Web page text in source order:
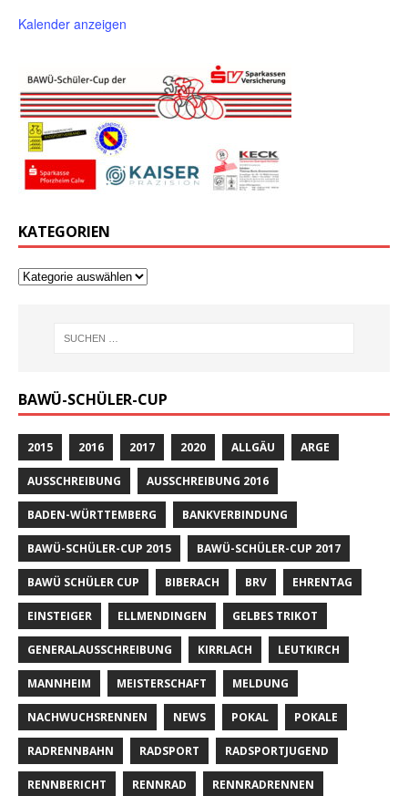
Kalender anzeigen
KATEGORIEN
BAWÜ-SCHÜLER-CUP
2015 2016 2017 2020 ALLGÄU ARGE
AUSSCHREIBUNG AUSSCHREIBUNG 2016
BADEN-WÜRTTEMBERG BANKVERBINDUNG
BAWÜ-SCHÜLER-CUP 2015 BAWÜ-SCHÜLER-CUP 2017
BAWÜ SCHÜLER CUP BIBERACH BRV EHRENTAG
EINSTEIGER ELLMENDINGEN GELBES TRIKOT
GENERALAUSSCHREIBUNG KIRRLACH LEUTKIRCH
MANNHEIM MEISTERSCHAFT MELDUNG
NACHWUCHSRENNEN NEWS POKAL POKALE
RADRENNBAHN RADSPORT RADSPORTJUGEND
RENNBERICHT RENNRAD RENNRADRENNEN